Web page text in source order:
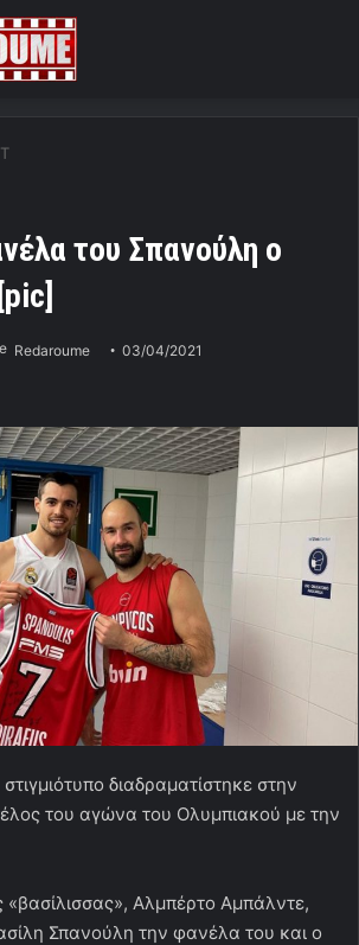
του Σπανούλη ο
Redaroume 03/04/2021
διαδραματίστηκε στην
του αγώνα του Ολυμπιακού με την
Αλμπέρτο Αμπάλντε,
Σπανούλη την φανέλα του και ο